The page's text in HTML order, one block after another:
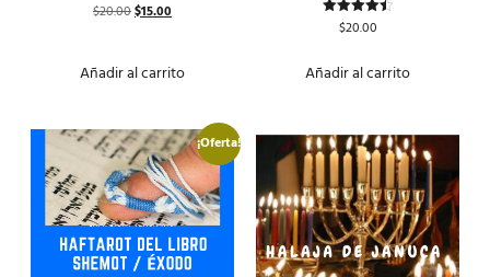
Valorado
con
$20.00$15.00
Añadir al carrito
Valorado
$20.00
Añadir al carrito
¡Oferta!